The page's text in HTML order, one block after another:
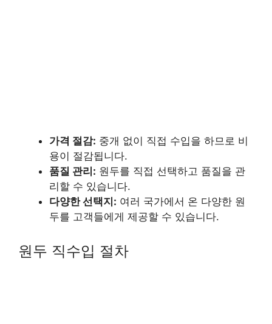
가격 절감: 중개 없이 직접 수입을 하므로 비
용이 절감됩니다.
품질 관리: 원두를 직접 선택하고 품질을 관
리할 수 있습니다.
다양한 선택지: 여러 국가에서 온 다양한 원
두를 고객들에게 제공할 수 있습니다.
원두 직수입 절차